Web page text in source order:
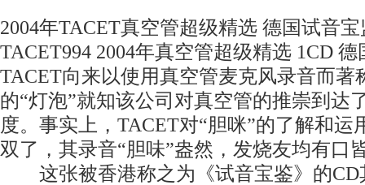
2004年TACET真空管超级精选 德国试音
TACET994 2004年真空管超级精选 1CD
TACET向来以使用真空管麦克风录音而著
的“灯泡”就知该公司对真空管的推崇到达
度。事实上，TACET对“胆咪”的了解和
双了，其录音“胆味”盎然，发烧友均有口
这张被香港称之为《试音宝鉴》的CD